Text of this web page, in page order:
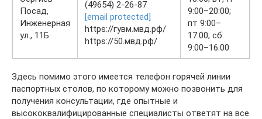
Посад,
Инженерная
ул., 11Б
(49654) 2-26-87
[email protected]
https://гувм.мвд.рф/
https://50.мвд.рф/
9:00–20:00;
пт 9:00–
17:00; сб
9:00–16:00
Здесь помимо этого имеется телефон горячей линии
паспортных столов, по которому можно позвонить для
получения консультации, где опытные и
высококвалифицированные специалисты ответят на все